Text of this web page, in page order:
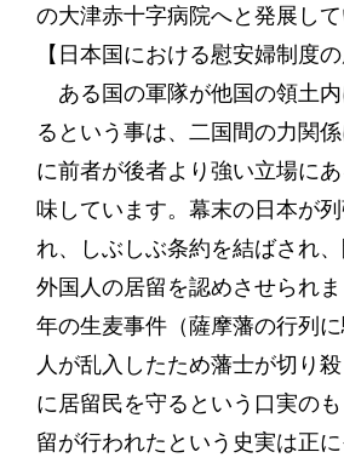
の大津赤十字病院へと発展して
【日本国における慰安婦制度の
ある国の軍隊が他国の領土
るという事は、二国間の力関
に前者が後者より強い立場に
味しています。幕末の日本が
れ、しぶしぶ条約を結ばされ
外国人の居留を認めさせられ
年の生麦事件（薩摩藩の行列
人が乱入したため藩士が切り
に居留民を守るという口実の
留が行われたという史実は正